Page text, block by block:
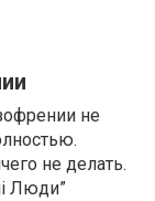
не
не делать.
Люди”